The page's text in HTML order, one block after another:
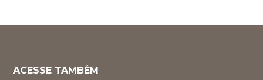
ACESSE TAMBÉM